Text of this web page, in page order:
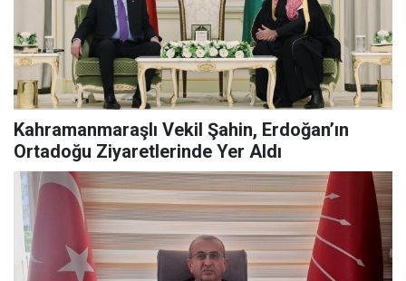
Kahramanmaraşlı Vekil Şahin, Erdoğan’ın
Ortadoğu Ziyaretlerinde Yer Aldı